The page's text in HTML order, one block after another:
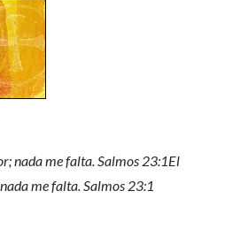
nada me falta. Salmos 23:1El
me falta. Salmos 23:1